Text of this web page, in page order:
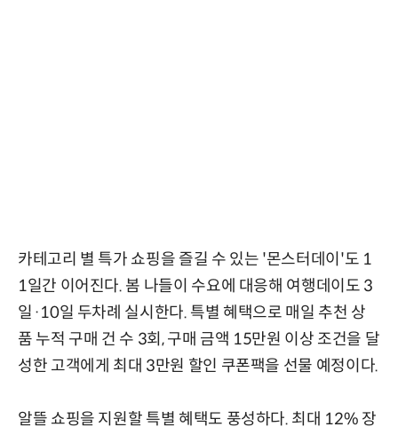
카테고리 별 특가 쇼핑을 즐길 수 있는 '몬스터데이'도 1
1일간 이어진다. 봄 나들이 수요에 대응해 여행데이도 3
일·10일 두차례 실시한다. 특별 혜택으로 매일 추천 상
품 누적 구매 건 수 3회, 구매 금액 15만원 이상 조건을 달
성한 고객에게 최대 3만원 할인 쿠폰팩을 선물 예정이다.
알뜰 쇼핑을 지원할 특별 혜택도 풍성하다. 최대 12% 장